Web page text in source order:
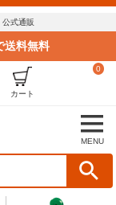
公式通販
送料無料
0
カート
MENU